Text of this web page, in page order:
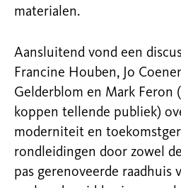
materialen.
Aansluitend vond een
Francine Houben, Jo
Gelderblom en Mark Feron
koppen tellende publiek)
moderniteit en
rondleidingen door zowel
pas gerenoveerde raadhuis